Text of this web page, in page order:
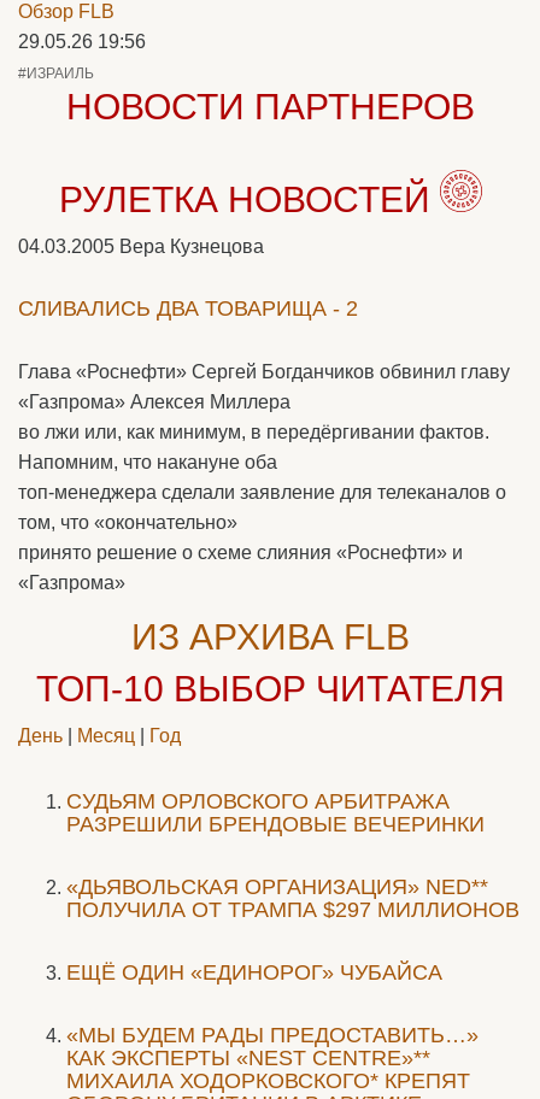
Обзор FLB
29.05.26 19:56
#ИЗРАИЛЬ
НОВОСТИ ПАРТНЕРОВ
РУЛЕТКА НОВОСТЕЙ
04.03.2005 Вера Кузнецова
СЛИВАЛИСЬ ДВА ТОВАРИЩА - 2
Глава «Роснефти» Сергей Богданчиков обвинил главу
«Газпрома» Алексея Миллера
во лжи или, как минимум, в передёргивании фактов.
Напомним, что накануне оба
топ-менеджера сделали заявление для телеканалов о
том, что «окончательно»
принято решение о схеме слияния «Роснефти» и
«Газпрома»
ИЗ АРХИВА FLB
ТОП-10 ВЫБОР ЧИТАТЕЛЯ
День Месяц Год
CУДЬЯМ ОРЛОВСКОГО АРБИТРАЖА
РАЗРЕШИЛИ БРЕНДОВЫЕ ВЕЧЕРИНКИ
«ДЬЯВОЛЬСКАЯ ОРГАНИЗАЦИЯ» NED**
ПОЛУЧИЛА ОТ ТРАМПА $297 МИЛЛИОНОВ
ЕЩЁ ОДИН «ЕДИНОРОГ» ЧУБАЙСА
«МЫ БУДЕМ РАДЫ ПРЕДОСТАВИТЬ…»
КАК ЭКСПЕРТЫ «NEST CENTRE»**
МИХАИЛА ХОДОРКОВСКОГО* КРЕПЯТ